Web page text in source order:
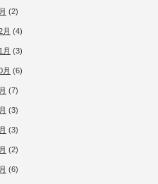
(2)
月 (4)
月 (3)
月 (6)
(7)
(3)
(3)
(2)
(6)